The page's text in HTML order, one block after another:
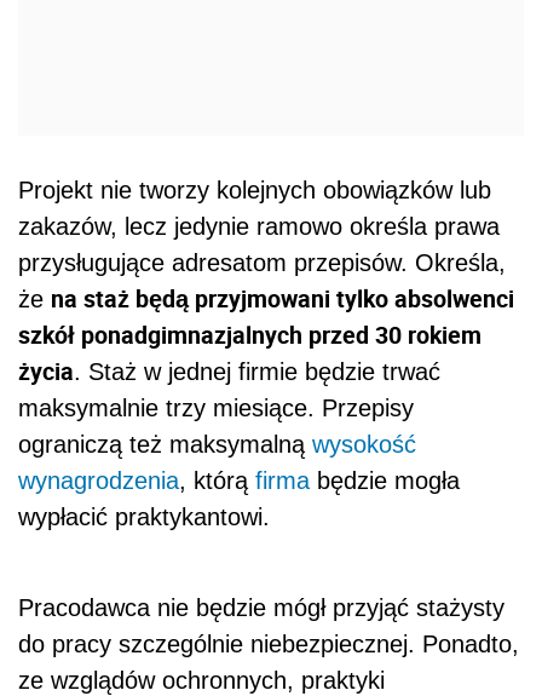
Projekt nie tworzy kolejnych obowiązków lub
zakazów, lecz jedynie ramowo określa prawa
przysługujące adresatom przepisów. Określa,
że na staż będą przyjmowani tylko absolwenci
szkół ponadgimnazjalnych przed 30 rokiem
życia. Staż w jednej firmie będzie trwać
maksymalnie trzy miesiące. Przepisy
ograniczą też maksymalną wysokość
wynagrodzenia, którą firma będzie mogła
wypłacić praktykantowi.
Pracodawca nie będzie mógł przyjąć stażysty
do pracy szczególnie niebezpiecznej. Ponadto,
ze wzglądów ochronnych, praktyki